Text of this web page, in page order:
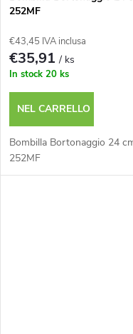
252MF
€43,45 IVA inclusa
€35,91/ ks
In stock 20 ks
NEL CARRELLO
Bombilla Bortonaggio 24
252MF